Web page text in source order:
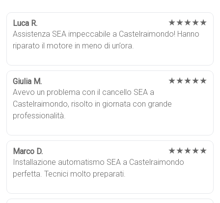
Luca R. ★★★★★
Assistenza SEA impeccabile a Castelraimondo! Hanno
riparato il motore in meno di un’ora.
Giulia M. ★★★★★
Avevo un problema con il cancello SEA a
Castelraimondo, risolto in giornata con grande
professionalità.
Marco D. ★★★★★
Installazione automatismo SEA a Castelraimondo
perfetta. Tecnici molto preparati.